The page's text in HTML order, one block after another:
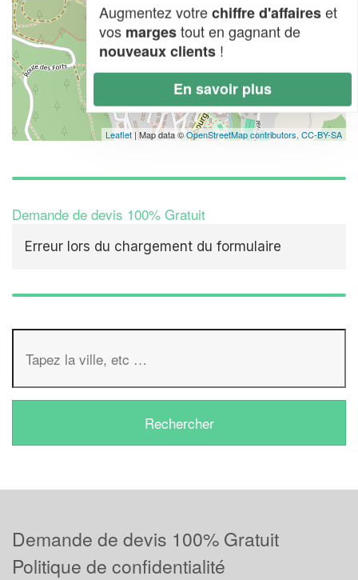
Leaflet | Map data ©OpenStreetMap contributors, CC-BY-SA
Demande de devis 100% Gratuit
Erreur lors du chargement du formulaire
Augmentez votrechiffre d'affaireset
vos margestout en gagnant de
nouveaux clients !
En savoir plus
Demande de devis 100% Gratuit
Politique de confidentialité